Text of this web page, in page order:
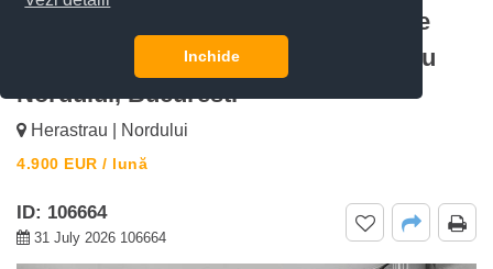
Inchide
De inchiriat Apartament cu terasa de
210mp cu vedere la Parcul Herastrau
Nordului, Bucuresti
Herastrau | Nordului
4.900 EUR / lună
ID: 106664
31 July 2026 106664